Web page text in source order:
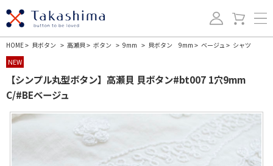
HOME> 貝ボタン > 高瀬貝> ボタン > 9mm > 貝ボタン 9mm > ベージュ > シャツ
NEW
【シンプル丸型ボタン】高瀬貝 貝ボタン#bt007 1穴9mm
C/#BEベージュ